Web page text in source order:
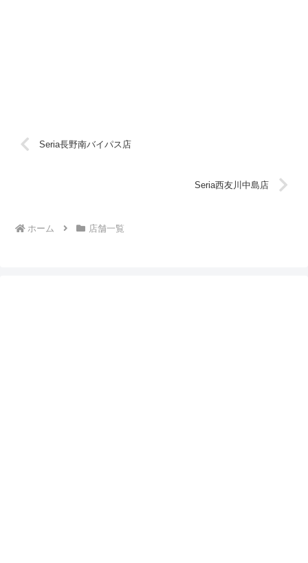
Seria長野南バイパス店
Seria西友川中島店
ホーム 店舗一覧